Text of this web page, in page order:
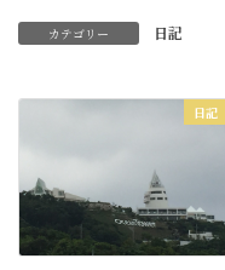
カテゴリー 日記
日記